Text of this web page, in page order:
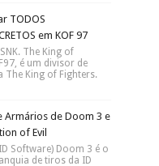
TODOS
em KOF 97
The King of
é um divisor de
The King of Fighters.
Armários de Doom 3 e
of Evil
Software) Doom 3 é o
de tiros da ID